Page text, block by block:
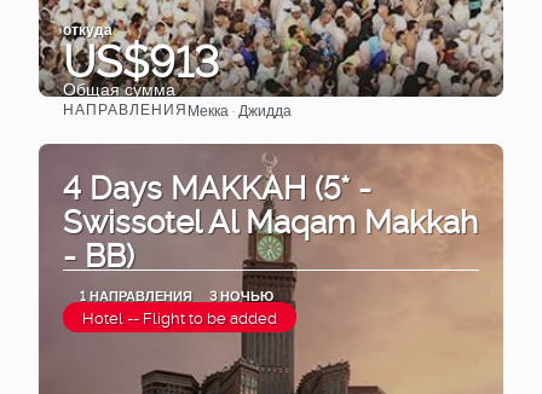
откуда
US$913
Общая сумма
Видеть
НАПРАВЛЕНИЯМекка · Джидда
4 Days MAKKAH (5* -
Swissotel Al Maqam Makkah
- BB)
1 НАПРАВЛЕНИЯ 3 НОЧЬЮ
Hotel -- Flight to be added